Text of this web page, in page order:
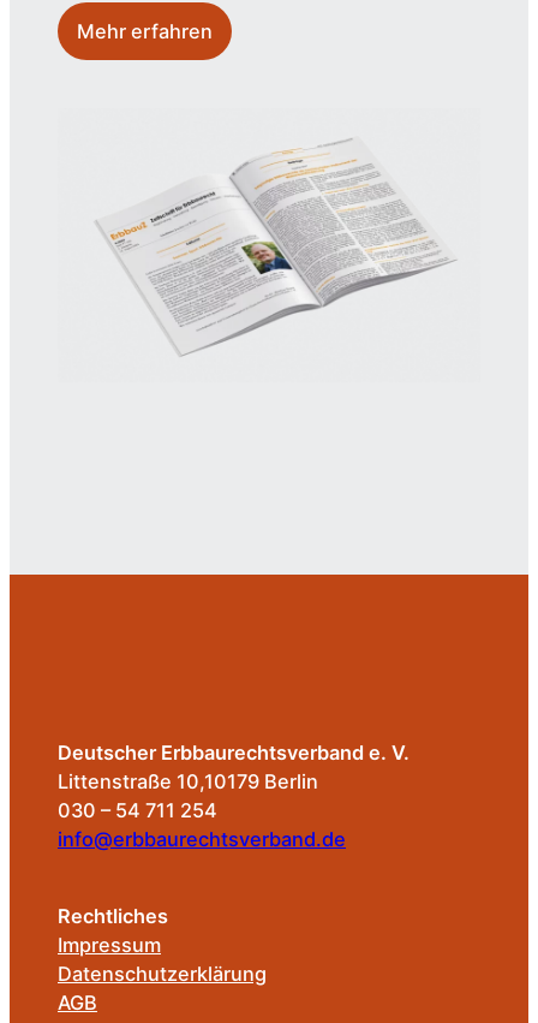
Mehr erfahren
Deutscher Erbbaurechtsverband e. V.
Littenstraße 10,10179 Berlin
030 – 54 711 254
info@erbbaurechtsverband.de
Rechtliches
Impressum
Datenschutzerklärung
AGB